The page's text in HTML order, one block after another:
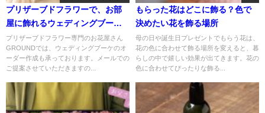
プリザーブドフラワーで、お部
屋に飾れるウェディングブー
ケ！
プリザーブドフラワー専門のお花屋さん
GROUNDでは、ウェディングブーケのオ
ーダー作成も承っております。メールでの
ご提案させていただきますの...
もらった花はどこに飾る？色で
決めたい花を飾る場所
母の日や誕生日プレゼントでもらう花は、
花の色に合わせて飾る場所を変えると、暮
らしの中で嬉しい効果が出てきます。花の
色に合わせてぴったりな飾る...